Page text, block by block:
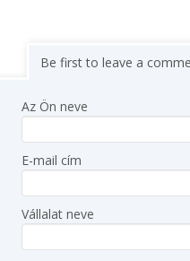
Be first to leave a
Az Ön neve
E-mail cím
Vállalat neve